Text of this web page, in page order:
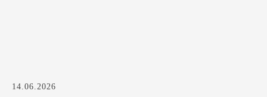
14.06.2026